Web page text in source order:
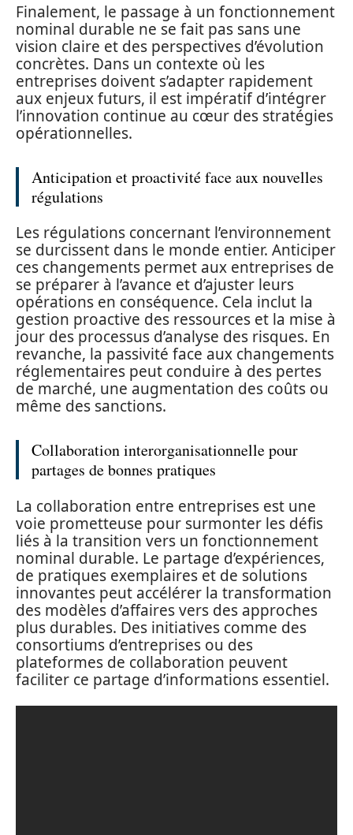
Finalement, le passage à un fonctionnement
nominal durable ne se fait pas sans une
vision claire et des perspectives d’évolution
concrètes. Dans un contexte où les
entreprises doivent s’adapter rapidement
aux enjeux futurs, il est impératif d’intégrer
l’innovation continue au cœur des stratégies
opérationnelles.
Anticipation et proactivité face aux nouvelles
régulations
Les régulations concernant l’environnement
se durcissent dans le monde entier. Anticiper
ces changements permet aux entreprises de
se préparer à l’avance et d’ajuster leurs
opérations en conséquence. Cela inclut la
gestion proactive des ressources et la mise à
jour des processus d’analyse des risques. En
revanche, la passivité face aux changements
réglementaires peut conduire à des pertes
de marché, une augmentation des coûts ou
même des sanctions.
Collaboration interorganisationnelle pour
partages de bonnes pratiques
La collaboration entre entreprises est une
voie prometteuse pour surmonter les défis
liés à la transition vers un fonctionnement
nominal durable. Le partage d’expériences,
de pratiques exemplaires et de solutions
innovantes peut accélérer la transformation
des modèles d’affaires vers des approches
plus durables. Des initiatives comme des
consortiums d’entreprises ou des
plateformes de collaboration peuvent
faciliter ce partage d’informations essentiel.